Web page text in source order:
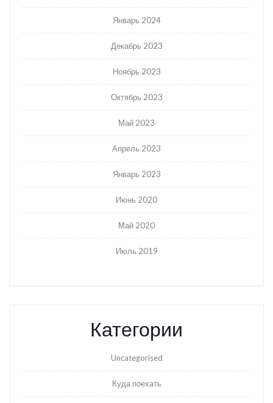
Январь 2024
Декабрь 2023
Ноябрь 2023
Октябрь 2023
Май 2023
Апрель 2023
Январь 2023
Июнь 2020
Май 2020
Июль 2019
Категории
Uncategorised
Куда поехать